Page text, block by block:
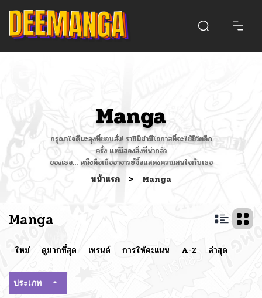
Manga
กรุณาใจดีนะลุงที่ชอบสั่ง! ราชินีฆ่ามีโอกาสที่จะใช้ชีวิตอีก
ครั้ง แต่มีสองสิ่งที่น่ากลัว
ของเธอ... หนึ่งคือเมื่ออาจารย์จื้อแสดงความสนใจกับเธอ
หน้าแรก > Manga
Manga
ใหม่ ดูมากที่สุด เทรนด์ การให้คะแนน A-Z ล่าสุด
ประเภท